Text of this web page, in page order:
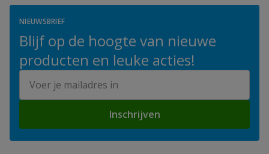
NIEUWSBRIEF
Blijf op de hoogte van nieuwe
producten en leuke acties!
Inschrijven